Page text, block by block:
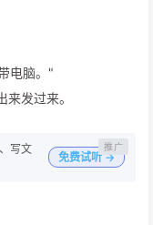
电脑。"
发过来。
写文
免费试听 →